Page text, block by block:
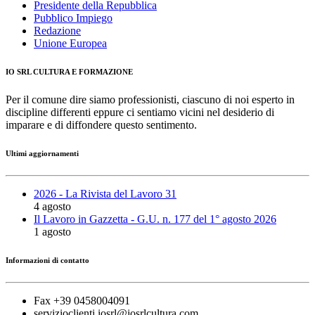
Presidente della Repubblica
Pubblico Impiego
Redazione
Unione Europea
IO SRL CULTURA E FORMAZIONE
Per il comune dire siamo professionisti, ciascuno di noi esperto in
discipline differenti eppure ci sentiamo vicini nel desiderio di
imparare e di diffondere questo sentimento.
Ultimi aggiornamenti
2026 - La Rivista del Lavoro 31
4 agosto
Il Lavoro in Gazzetta - G.U. n. 177 del 1° agosto 2026
1 agosto
Informazioni di contatto
Fax +39 0458004091